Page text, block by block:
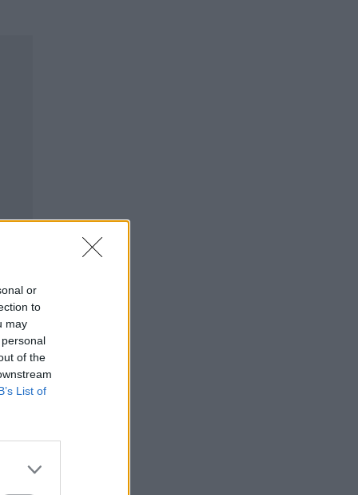
or
to
may
of the
List of